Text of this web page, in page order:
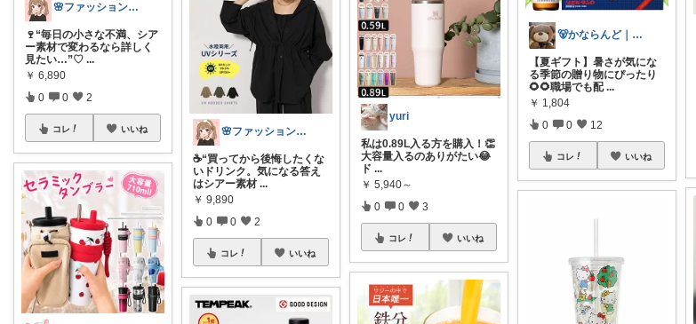
🌸ファッションハナコの可愛さラボ🌸
🍷“毎日の小さな不満、シア
ー素材で変わるなら詳しく
見たい…”♡ ...
￥ 6,890
0 0 2
コレ いいね 🌸ファッションハナコの可愛さラボ🌸
☕“買ってから後悔したくな
いドリンク。気になる答え
はシアー素材 ...
￥ 9,890
0 0 2
コレ いいね
yuri
私は0.89L入る方を購入！👏
大容量入るのありがたい😂
ド ...
￥ 5,940～
0 0 3
コレ いいね
🐻かならんど｜プレママ🌼✨
【夏ギフト】暑さが気にな
る季節の贈り物にぴったり
🌻🌻職場でも配 ...
￥ 1,804
0 0 12
コレ いいね